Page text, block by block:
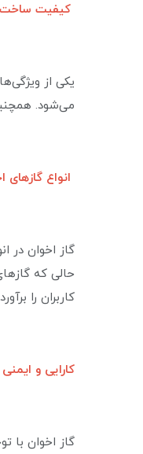
کیفیت ساخت
یکی از
می‌شود.
انواع گازهای
گاز اخوان در
حالی که
کاربران را
کارایی و ایمنی
گاز اخوان با